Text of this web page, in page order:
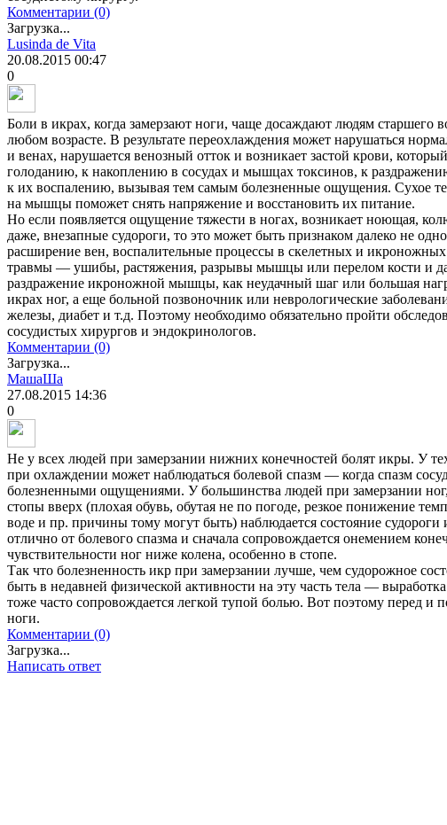
Комментарии (0)
Загрузка...
Lusinda de Vita
20.08.2015 00:47
0
Боли в икрах, когда замерзают ноги, чаще досаждают людям старшего
любом возрасте. В результате переохлаждения может нарушаться
и венах, нарушается венозный отток и возникает застой крови,
голоданию, к накоплению в сосудах и мышцах токсинов, к
к их воспалению, вызывая тем самым болезненные ощущения. Сухое
на мышцы поможет снять напряжение и восстановить их питание.
Но если появляется ощущение тяжести в ногах, возникает ноющая,
даже, внезапные судороги, то это может быть признаком далеко не
расширение вен, воспалительные процессы в скелетных и
травмы — ушибы, растяжения, разрывы мышцы или перелом кости и
раздражение икроножной мышцы, как неудачный шаг или большая
икрах ног, а еще больной позвоночник или неврологические
железы, диабет и т.д. Поэтому необходимо обязательно пройти
сосудистых хирургов и эндокринологов.
Комментарии (0)
Загрузка...
MaшаШа
27.08.2015 14:36
0
Не у всех людей при замерзании нижних конечностей болят икры. У
при охлаждении может наблюдаться болевой спазм — когда спазм
болезненными ощущениями. У большинства людей при замерзании
стопы вверх (плохая обувь, обутая не по погоде, резкое понижение
воде и пр. причины тому могут быть) наблюдается состояние судороги
отлично от болевого спазма и сначала сопровождается онемением
чувствительности ног ниже колена, особенно в стопе.
Так что болезненность икр при замерзании лучше, чем судорожное
быть в недавней физической активности на эту часть тела —
тоже часто сопровождается легкой тупой болью. Вот поэтому перед и
ноги.
Комментарии (0)
Загрузка...
Написать ответ